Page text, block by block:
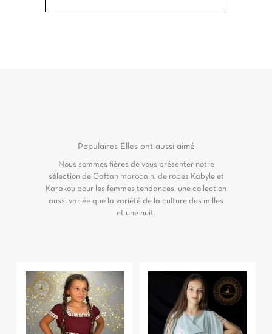
Populaires Elles ont aussi aimé
Nous sommes fières de vous présenter notre
sélection de Caftan marocain, de robes Kabyle et
Karakou pour les femmes tendances, une collection
aussi variée que la variété de la culture des milles
et une nuit.